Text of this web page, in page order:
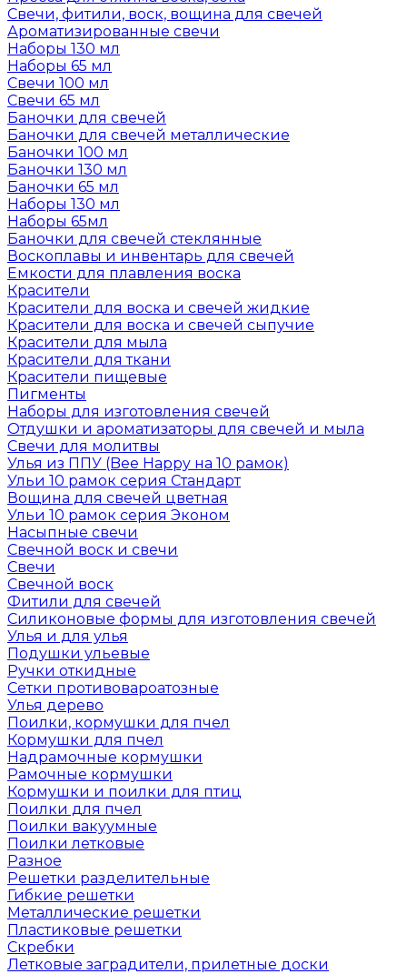
Свечи, фитили, воск, вощина для свечей
Ароматизированные свечи
Наборы 130 мл
Наборы 65 мл
Свечи 100 мл
Свечи 65 мл
Баночки для свечей
Баночки для свечей металлические
Баночки 100 мл
Баночки 130 мл
Баночки 65 мл
Наборы 130 мл
Наборы 65мл
Баночки для свечей стеклянные
Воскоплавы и инвентарь для свечей
Емкости для плавления воска
Красители
Красители для воска и свечей жидкие
Красители для воска и свечей сыпучие
Красители для мыла
Красители для ткани
Красители пищевые
Пигменты
Наборы для изготовления свечей
Отдушки и ароматизаторы для свечей и мыла
Свечи для молитвы
Улья из ППУ (Bee Happy на 10 рамок)
Ульи 10 рамок серия Стандарт
Вощина для свечей цветная
Ульи 10 рамок серия Эконом
Насыпные свечи
Свечной воск и свечи
Свечи
Свечной воск
Фитили для свечей
Силиконовые формы для изготовления свечей
Улья и для улья
Подушки ульевые
Ручки откидные
Сетки противовароатозные
Улья дерево
Поилки, кормушки для пчел
Кормушки для пчел
Надрамочные кормушки
Рамочные кормушки
Кормушки и поилки для птиц
Поилки для пчел
Поилки вакуумные
Поилки летковые
Разное
Решетки разделительные
Гибкие решетки
Металлические решетки
Пластиковые решетки
Скребки
Летковые заградители, прилетные доски